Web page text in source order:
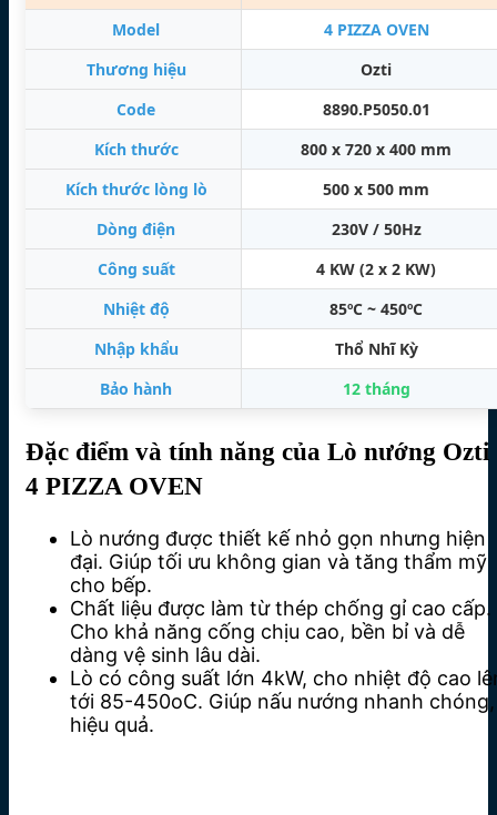
Model
4 PIZZA OVEN
Thương hiệu
Ozti
Code
8890.P5050.01
Kích thước
800 x 720 x 400 mm
Kích thước lòng lò
500 x 500 mm
Dòng điện
230V / 50Hz
Công suất
4 KW (2 x 2 KW)
Nhiệt độ
85ºC ~ 450ºC
Nhập khẩu
Thổ Nhĩ Kỳ
Bảo hành
12 tháng
Đặc điểm và tính năng của Lò nướng Ozti
4 PIZZA OVEN
Lò nướng được thiết kế nhỏ gọn nhưng hiện
đại. Giúp tối ưu không gian và tăng thẩm mỹ
cho bếp.
Chất liệu được làm từ thép chống gỉ cao cấp.
Cho khả năng cống chịu cao, bền bỉ và dễ
dàng vệ sinh lâu dài.
Lò có công suất lớn 4kW, cho nhiệt độ cao
tới 85-450oC. Giúp nấu nướng nhanh chóng,
hiệu quả.